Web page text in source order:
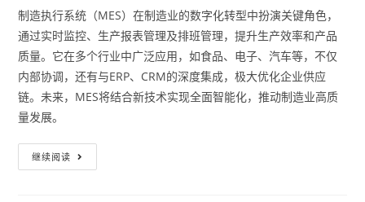
制造执行系统（MES）在制造业的数字化转型中扮演关键角色，
通过实时监控、生产报表管理及排班管理，提升生产效率和产品
质量。它在多个行业中广泛应用，如食品、电子、汽车等，不仅
内部协调，还有与ERP、CRM的深度集成，极大优化企业供应
链。未来，MES将结合新技术实现全面智能化，推动制造业高质
量发展。
继续阅读